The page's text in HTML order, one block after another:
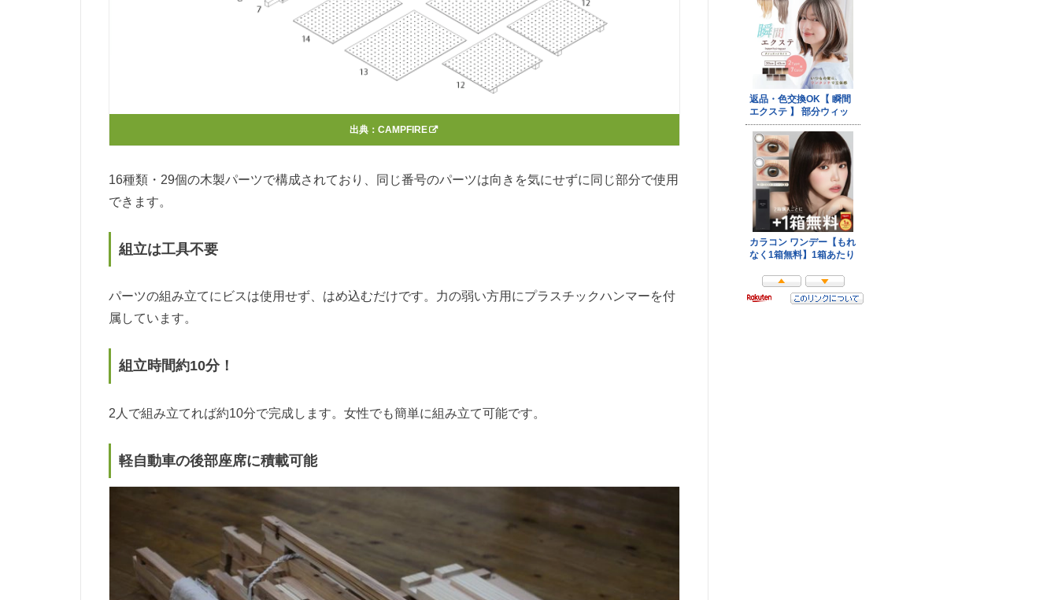
出典： CAMPFIRE
16種類・29個の木製パーツで構成されており、同じ番号のパーツは向きを気にせずに同じ部分で使用
できます。
組立は工具不要
パーツの組み立てにビスは使用せず、はめ込むだけです。力の弱い方用にプラスチックハンマーを付
属しています。
組立時間約10分！
2人で組み立てれば約10分で完成します。女性でも簡単に組み立て可能です。
軽自動車の後部座席に積載可能